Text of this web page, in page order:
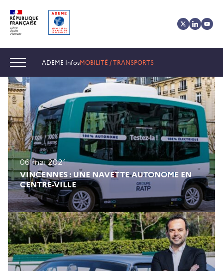
au
contenu
au
menu
des
cookies
Navigation :
ADEME InfosMOBILITÉ / TRANSPORTS
VINCENNES : UNE NAVETTE AUTONOME EN
CENTRE-VILLE
06 mai 2021